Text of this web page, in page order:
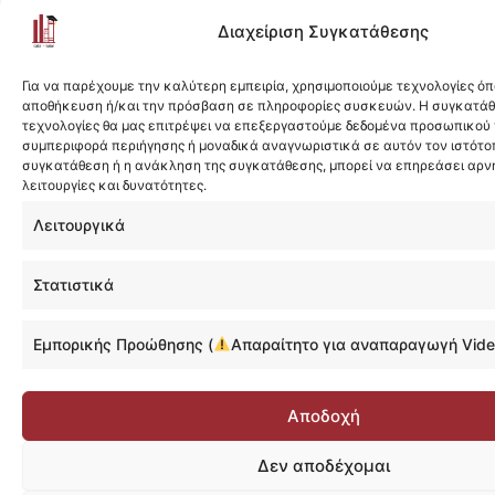
Διαχείριση Συγκατάθεσης
Για να παρέχουμε την καλύτερη εμπειρία, χρησιμοποιούμε τεχνολογίες
αποθήκευση ή/και την πρόσβαση σε πληροφορίες συσκευών. Η
τεχνολογίες θα μας επιτρέψει να επεξεργαστούμε δεδομένα
συμπεριφορά περιήγησης ή μοναδικά αναγνωριστικά σε αυτόν τον
συγκατάθεση ή η ανάκληση της συγκατάθεσης, μπορεί να επηρεάσει
λειτουργίες και δυνατότητες.
Λειτουργικά
Στατιστικά
Εμπορικής Προώθησης ( Απαραίτητο για αναπαραγωγή
Αποδοχή
Δεν αποδέχομαι